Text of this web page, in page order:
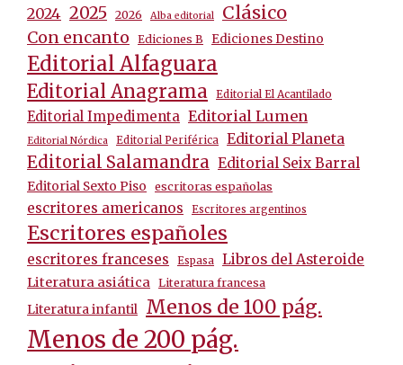
2024 2025 2026 Alba editorial Clásico
Con encanto Ediciones B Ediciones Destino
Editorial Alfaguara
Editorial Anagrama Editorial El Acantilado
Editorial Impedimenta Editorial Lumen
Editorial Nórdica Editorial Periférica Editorial Planeta
Editorial Salamandra Editorial Seix Barral
Editorial Sexto Piso escritoras españolas
escritores americanos Escritores argentinos
Escritores españoles
escritores franceses Espasa Libros del Asteroide
Literatura asiática Literatura francesa
Literatura infantil Menos de 100 pág.
Menos de 200 pág.